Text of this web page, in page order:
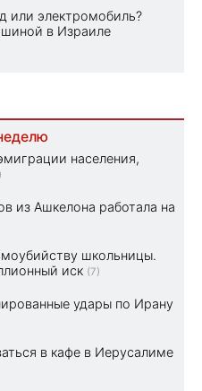
или электромобиль?
в Израиле
населения,
из Ашкелона работала на
школьницы.
иск (7)
удары по Ирану
в кафе в Иерусалиме